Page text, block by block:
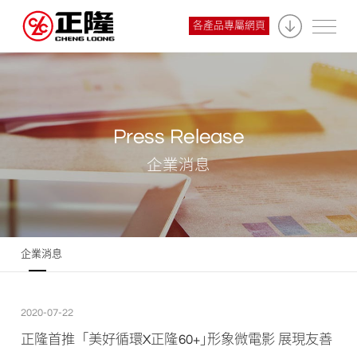
各產品專屬網頁
Press Release
企業消息
企業消息
2020-07-22
正隆首推「美好循環X正隆60+｣形象微電影 展現友善